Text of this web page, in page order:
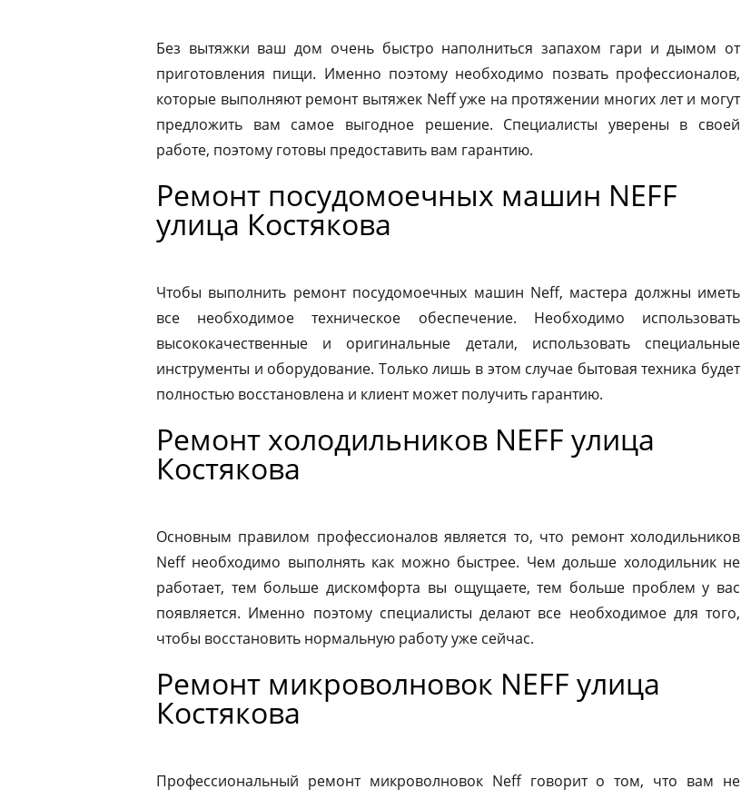
Без вытяжки ваш дом очень быстро наполниться запахом гари и дымом от
приготовления пищи. Именно поэтому необходимо позвать профессионалов,
которые выполняют ремонт вытяжек Neff уже на протяжении многих лет и могут
предложить вам самое выгодное решение. Специалисты уверены в своей
работе, поэтому готовы предоставить вам гарантию.
Ремонт посудомоечных машин NEFF
улица Костякова
Чтобы выполнить ремонт посудомоечных машин Neff, мастера должны иметь
все необходимое техническое обеспечение. Необходимо использовать
высококачественные и оригинальные детали, использовать специальные
инструменты и оборудование. Только лишь в этом случае бытовая техника будет
полностью восстановлена и клиент может получить гарантию.
Ремонт холодильников NEFF улица
Костякова
Основным правилом профессионалов является то, что ремонт холодильников
Neff необходимо выполнять как можно быстрее. Чем дольше холодильник не
работает, тем больше дискомфорта вы ощущаете, тем больше проблем у вас
появляется. Именно поэтому специалисты делают все необходимое для того,
чтобы восстановить нормальную работу уже сейчас.
Ремонт микроволновок NEFF улица
Костякова
Профессиональный ремонт микроволновок Neff говорит о том, что вам не